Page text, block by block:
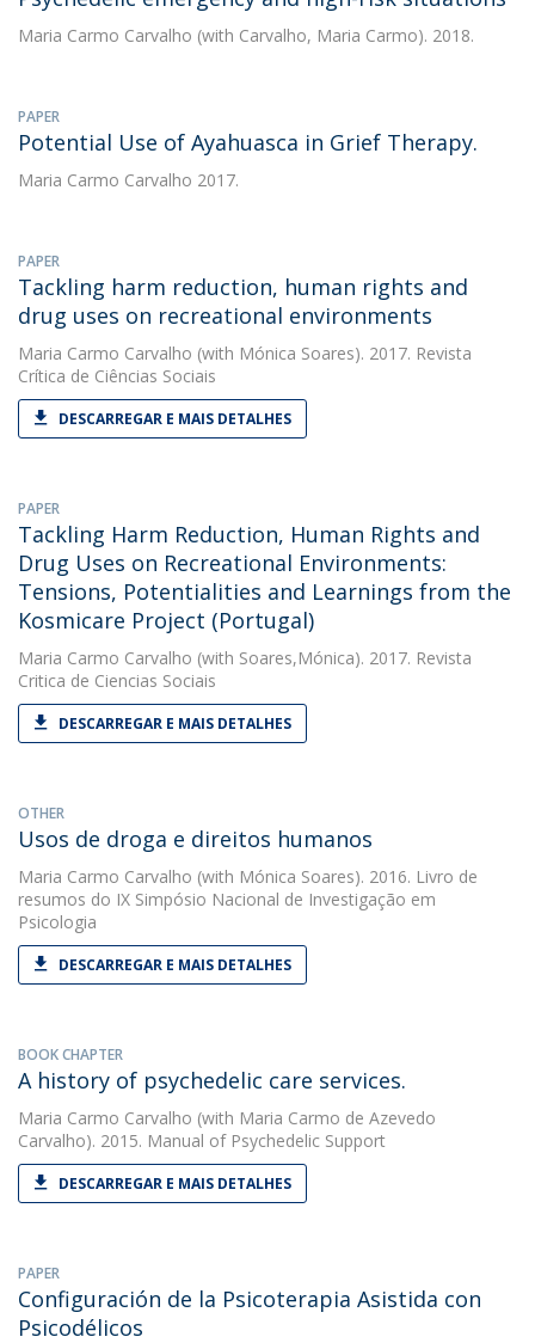
Maria Carmo Carvalho (with Carvalho, Maria Carmo). 2018.
PAPER
Potential Use of Ayahuasca in Grief Therapy.
Maria Carmo Carvalho 2017.
PAPER
Tackling harm reduction, human rights and
drug uses on recreational environments
Maria Carmo Carvalho (with Mónica Soares). 2017. Revista
Crítica de Ciências Sociais
DESCARREGAR E MAIS DETALHES
PAPER
Tackling Harm Reduction, Human Rights and
Drug Uses on Recreational Environments:
Tensions, Potentialities and Learnings from the
Kosmicare Project (Portugal)
Maria Carmo Carvalho (with Soares,Mónica). 2017. Revista
Critica de Ciencias Sociais
DESCARREGAR E MAIS DETALHES
OTHER
Usos de droga e direitos humanos
Maria Carmo Carvalho (with Mónica Soares). 2016. Livro de
resumos do IX Simpósio Nacional de Investigação em
Psicologia
DESCARREGAR E MAIS DETALHES
BOOK CHAPTER
A history of psychedelic care services.
Maria Carmo Carvalho (with Maria Carmo de Azevedo
Carvalho). 2015. Manual of Psychedelic Support
DESCARREGAR E MAIS DETALHES
PAPER
Configuración de la Psicoterapia Asistida con
Psicodélicos